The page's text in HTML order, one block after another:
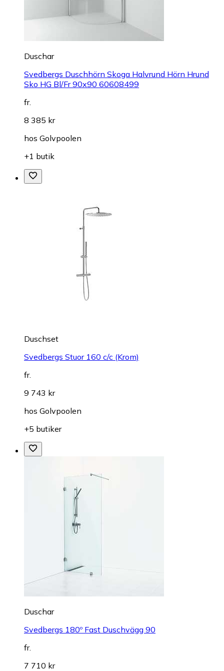
Duschar
Svedbergs Duschhörn Skoga Halvrund Hörn Hrund
Sko HG Bl/Fr 90x90 60608499
fr.
8 385 kr
hos Golvpoolen
+1 butik
Duschset
Svedbergs Stuor 160 c/c (Krom)
fr.
9 743 kr
hos Golvpoolen
+5 butiker
Duschar
Svedbergs 180º Fast Duschvägg 90
fr.
7 710 kr